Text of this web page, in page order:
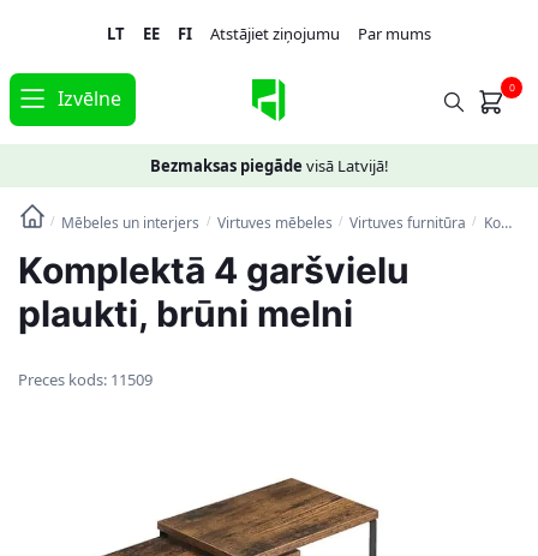
navigation
content
LT EE FI Atstājiet ziņojumu Par mums
Izvēlne 0
Bezmaksas piegāde visā Latvijā!
/ Mēbeles un interjers / Virtuves mēbeles / Virtuves furnitūra / Komplektā 4 garšvielu plaukti, brūni melni
Komplektā 4 garšvielu
plaukti, brūni melni
Preces kods: 11509